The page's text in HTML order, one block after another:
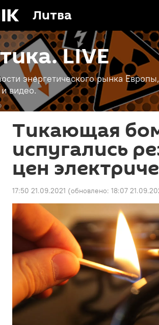
Литва
LIVE
энергетического рынка
видео.
Тикающая
испугались
цен
17:50 21.09.2021 (обновлено: 18:07